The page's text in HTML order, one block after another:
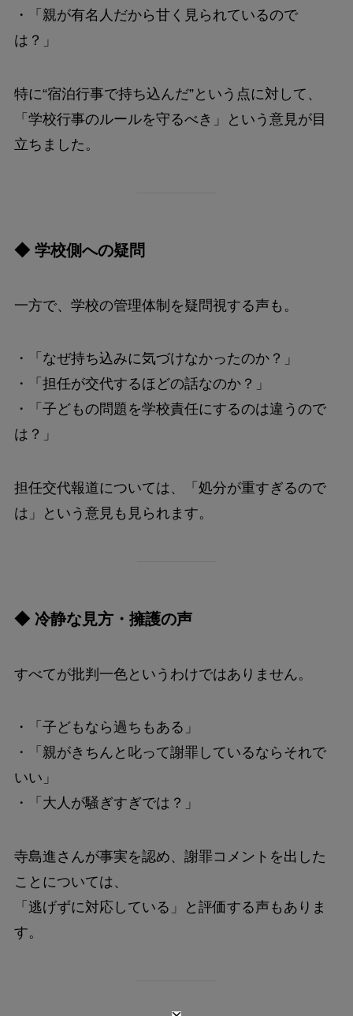
・「親が有名人だから甘く見られているので
は？」
特に“宿泊行事で持ち込んだ”という点に対して、
「学校行事のルールを守るべき」という意見が目
立ちました。
◆ 学校側への疑問
一方で、学校の管理体制を疑問視する声も。
・「なぜ持ち込みに気づけなかったのか？」
・「担任が交代するほどの話なのか？」
・「子どもの問題を学校責任にするのは違うので
は？」
担任交代報道については、「処分が重すぎるので
は」という意見も見られます。
◆ 冷静な見方・擁護の声
すべてが批判一色というわけではありません。
・「子どもなら過ちもある」
・「親がきちんと叱って謝罪しているならそれで
いい」
・「大人が騒ぎすぎでは？」
寺島進さんが事実を認め、謝罪コメントを出した
ことについては、
「逃げずに対応している」と評価する声もありま
す。